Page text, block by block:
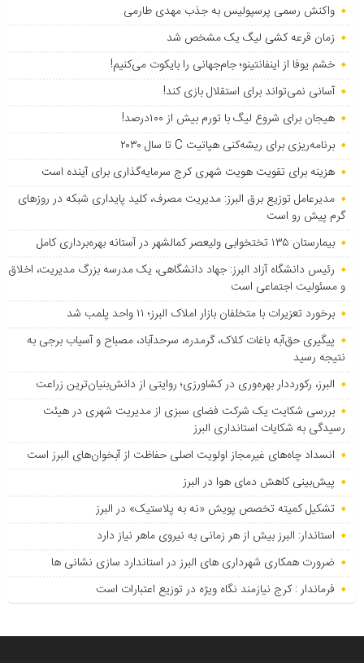
واکنش رسمی پرسپولیس به جذب مهدی طارمی
زمان قرعه کشی لیگ یک مشخص شد
خشم یوفا از اینفانتینو؛ جام‌جهانی را بایکوت می‌کنیم!
آسانی نمی‌تواند برای استقلال بازی کند!
هیجان برای شروع لیگ با تورم بیش از ۱۰۰درصد!
برنامه‌ریزی برای ریشه‌کنی هپاتیت C تا سال ۲۰۳۰
هزینه برای تقویت هویت شهری کرج سرمایه‌گذاری برای آینده است
مدیرعامل توزیع برق البرز: مدیریت مصرف، کلید پایداری شبکه در روزهای
گرم پیش رو است
بیمارستان ۱۳۵ تختخوابی ولیعصر کمالشهر در آستانه بهره‌برداری کامل
رئیس دانشگاه آزاد البرز: جهاد دانشگاهی، یک مدرسه بزرگ مدیریت، اخلاق
و مسئولیت اجتماعی است
برخورد تعزیرات با متخلفان بازار املاک البرز؛ ۱۱ واحد پلمب شد
پیگیری حق‌آبه باغات کلاک، گرمدره، سرحدآباد، مصباح و آسیاب برجی به
نتیجه رسید
البرز، رکورددار بهره‌وری در کشاورزی؛ روایتی از دانش‌بنیان‌ترین زراعت
بررسی شکایت یک شرکت فضای سبزی از مدیریت شهری در هیئت
رسیدگی به شکایات استانداری البرز
انسداد چاه‌های غیرمجاز اولویت اصلی حفاظت از آبخوان‌های البرز است
پیش‌بینی کاهش دمای هوا در البرز
تشکیل کمیته تخصص پویش «نه به پلاستیک» در البرز
استاندار: البرز بیش از هر زمانی به نیروی ماهر نیاز دارد
ضرورت همکاری شهرداری های البرز در استاندارد سازی نشانی ها
فرماندار : کرج نیازمند نگاه ویژه در توزیع اعتبارات است